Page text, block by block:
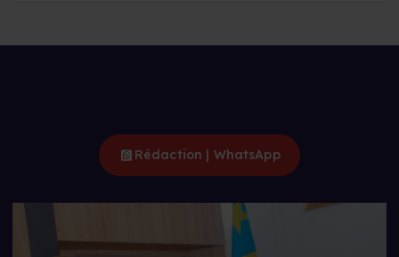
Rédaction | WhatsApp